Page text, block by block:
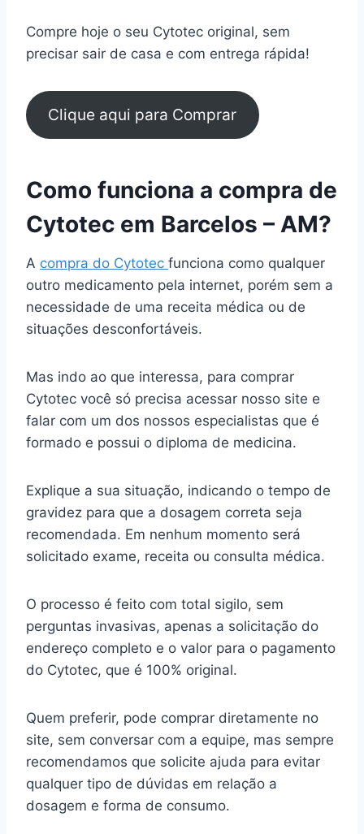
Compre hoje o seu Cytotec original, sem
precisar sair de casa e com entrega rápida!
Clique aqui para Comprar
Como funciona a compra de
Cytotec em Barcelos – AM?
A compra do Cytotec funciona como qualquer
outro medicamento pela internet, porém sem a
necessidade de uma receita médica ou de
situações desconfortáveis.
Mas indo ao que interessa, para comprar
Cytotec você só precisa acessar nosso site e
falar com um dos nossos especialistas que é
formado e possui o diploma de medicina.
Explique a sua situação, indicando o tempo de
gravidez para que a dosagem correta seja
recomendada. Em nenhum momento será
solicitado exame, receita ou consulta médica.
O processo é feito com total sigilo, sem
perguntas invasivas, apenas a solicitação do
endereço completo e o valor para o pagamento
do Cytotec, que é 100% original.
Quem preferir, pode comprar diretamente no
site, sem conversar com a equipe, mas sempre
recomendamos que solicite ajuda para evitar
qualquer tipo de dúvidas em relação a
dosagem e forma de consumo.